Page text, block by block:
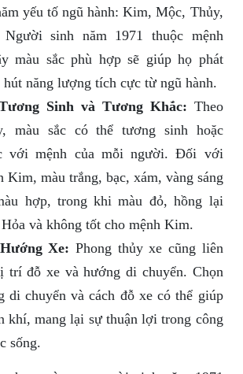
yếu tố ngũ hành: Kim, Mộc, Thủy,
sinh năm 1971 thuộc mệnh
màu sắc phù hợp sẽ giúp họ phát
năng lượng tích cực từ ngũ hành.
Sinh và Tương Khắc: Theo
màu sắc có thể tương sinh hoặc
với mệnh của mỗi người. Đối với
Kim, màu trắng, bạc, xám, vàng sáng
hợp, trong khi màu đỏ, hồng lại
và không tốt cho mệnh Kim.
Xe: Phong thủy xe cũng liên
trí đỗ xe và hướng di chuyển. Chọn
di chuyển và cách đỗ xe có thể giúp
khí, mang lại sự thuận lợi trong công
sống.